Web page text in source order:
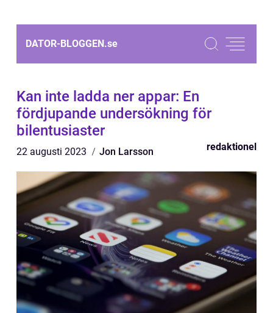
DATOR-BLOGGEN.se
Kan inte ladda ner appar: En
fördjupande undersökning för
bilentusiaster
22 augusti 2023 Jon Larsson redaktionel